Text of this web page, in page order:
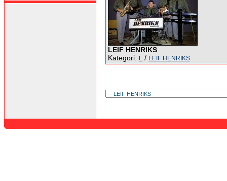
LEIF HENRIKS
Kategori: L / LEIF HENRIKS